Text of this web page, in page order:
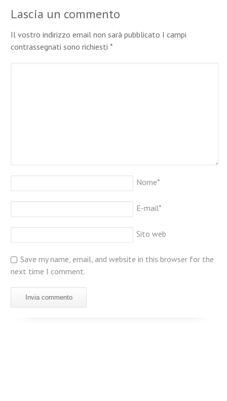
Lascia un commento
Il vostro indirizzo email non sarà pubblicato I campi
contrassegnati sono richiesti*
Nome*
E-mail*
Sito web
Save my name, email, and website in this browser for the
next time I comment.